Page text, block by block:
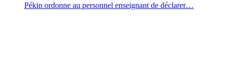
Pékin ordonne au personnel enseignant de déclarer…